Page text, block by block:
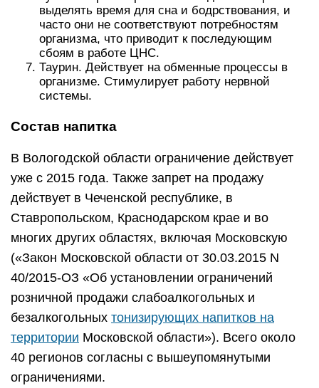
выделять время для сна и бодрствования, и
часто они не соответствуют потребностям
организма, что приводит к последующим
сбоям в работе ЦНС.
Таурин. Действует на обменные процессы в
организме. Стимулирует работу нервной
системы.
Состав напитка
В Вологодской области ограничение действует
уже с 2015 года. Также запрет на продажу
действует в Чеченской республике, в
Ставропольском, Краснодарском крае и во
многих других областях, включая Московскую
(«Закон Московской области от 30.03.2015 N
40/2015-ОЗ «Об установлении ограничений
розничной продажи слабоалкогольных и
безалкогольных тонизирующих напитков на
территории Московской области»). Всего около
40 регионов согласны с вышеупомянутыми
ограничениями.